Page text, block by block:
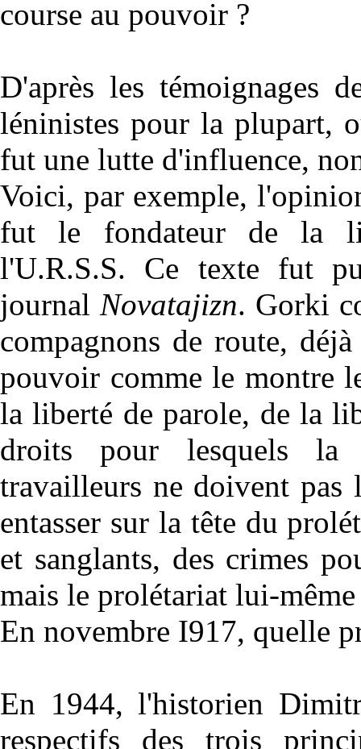
course au pouvoir ?
D'après les témoignages
léninistes pour la plupart,
fut une lutte d'influence,
Voici, par exemple,
fut le fondateur de la
l'U.R.S.S. Ce texte fut
journal Novatajizn. Gorki
compagnons de route,
pouvoir comme le montre
la liberté de parole, de la
droits pour lesquels la
travailleurs ne doivent pas
entasser sur la tête du
et sanglants, des crimes
mais le prolétariat lui-
En novembre I917, quelle
En 1944, l'historien
respectifs des trois